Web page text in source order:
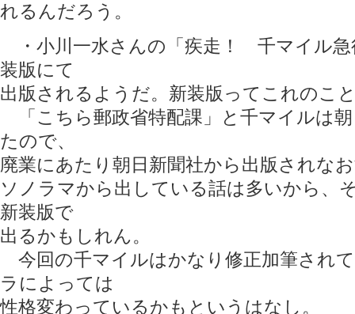
れるんだろう。
・小川一水さんの「疾走！ 千マイル急
装版にて
出版されるようだ。新装版ってこれのこ
「こちら郵政省特配課」と千マイルは
たので、
廃業にあたり朝日新聞社から出版され
ソノラマから出している話は多いから、
新装版で
出るかもしれん。
今回の千マイルはかなり修正加筆され
ラによっては
性格変わっているかもというはなし。